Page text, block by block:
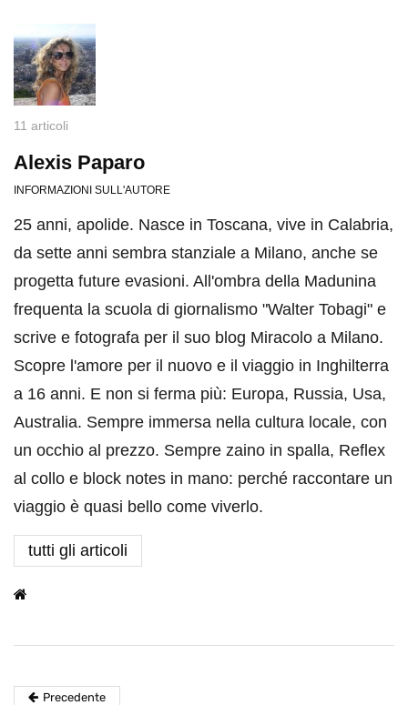
11 articoli
Alexis Paparo
INFORMAZIONI SULL'AUTORE
25 anni, apolide. Nasce in Toscana, vive in Calabria,
da sette anni sembra stanziale a Milano, anche se
progetta future evasioni. All'ombra della Madunina
frequenta la scuola di giornalismo "Walter Tobagi" e
scrive e fotografa per il suo blog Miracolo a Milano.
Scopre l'amore per il nuovo e il viaggio in Inghilterra
a 16 anni. E non si ferma più: Europa, Russia, Usa,
Australia. Sempre immersa nella cultura locale, con
un occhio al prezzo. Sempre zaino in spalla, Reflex
al collo e block notes in mano: perché raccontare un
viaggio è quasi bello come viverlo.
tutti gli articoli
Precedente